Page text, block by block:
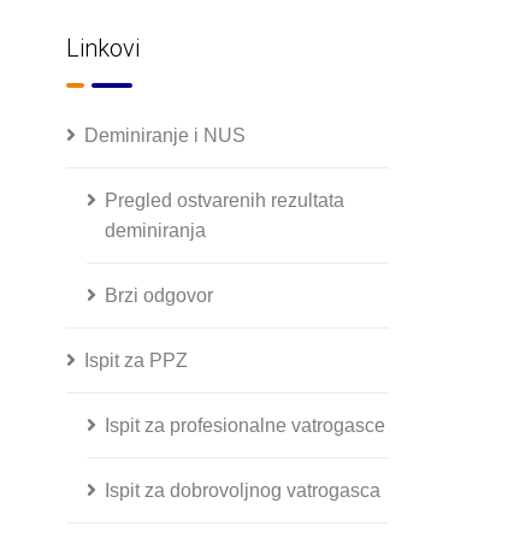
Linkovi
Deminiranje i NUS
Pregled ostvarenih rezultata
deminiranja
Brzi odgovor
Ispit za PPZ
Ispit za profesionalne vatrogasce
Ispit za dobrovoljnog vatrogasca